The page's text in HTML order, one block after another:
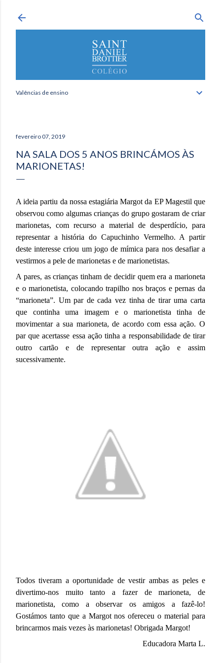
Valências de ensino
fevereiro 07, 2019
NA SALA DOS 5 ANOS BRINCÁMOS ÀS
MARIONETAS!
A ideia partiu da nossa estagiária Margot da EP Magestil que
observou como algumas crianças do grupo gostaram de criar
marionetas, com recurso a material de desperdício, para
representar a história do Capuchinho Vermelho. A partir
deste interesse criou um jogo de mímica para nos desafiar a
vestirmos a pele de marionetas e de marionetistas.
A pares, as crianças tinham de decidir quem era a marioneta
e o marionetista, colocando trapilho nos braços e pernas da
“marioneta”. Um par de cada vez tinha de tirar uma carta
que continha uma imagem e o marionetista tinha de
movimentar a sua marioneta, de acordo com essa ação. O
par que acertasse essa ação tinha a responsabilidade de tirar
outro cartão e de representar outra ação e assim
sucessivamente.
Todos tiveram a oportunidade de vestir ambas as peles e
divertimo-nos muito tanto a fazer de marioneta, de
marionetista, como a observar os amigos a fazê-lo!
Gostámos tanto que a Margot nos ofereceu o material para
brincarmos mais vezes às marionetas! Obrigada Margot!
Educadora Marta L.